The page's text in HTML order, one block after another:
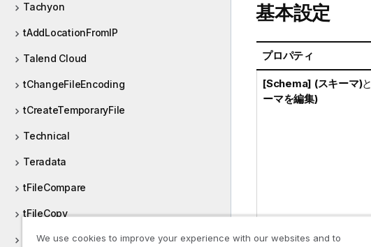
Tachyon
tAddLocationFromIP
Talend Cloud
tChangeFileEncoding
tCreateTemporaryFile
Technical
Teradata
tFileCompare
tFileCopy
tFileDelete
基本設定
プロパティ
[Schema] (スキーマ)と
ーマを編集)
We use cookies to improve your experience with our websites and to